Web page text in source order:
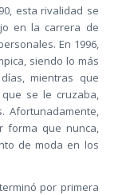
esta rivalidad se
en la carrera de
En 1996,
siendo lo más
mientras que
se le cruzaba,
Afortunadamente,
forma que nunca,
de moda en los
por primera